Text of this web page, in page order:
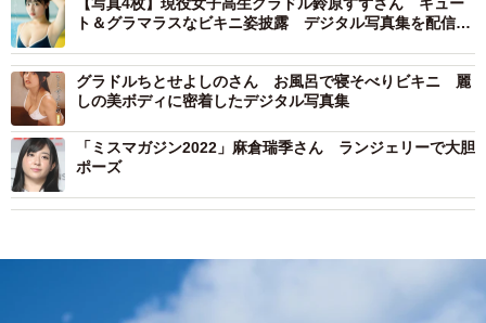
ト＆グラマラスなビキニ姿披露 デジタル写真集を配信開
グラドルちとせよしのさん お風呂で寝そべりビキニ 麗
しの美ボディに密着したデジタル写真集
「ミスマガジン2022」麻倉瑞季さん ランジェリーで大胆
ポーズ